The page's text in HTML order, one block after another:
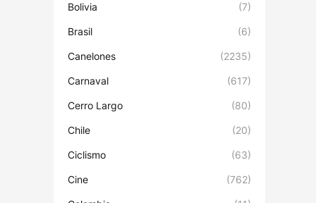
Bolivia (7)
Brasil (6)
Canelones (2235)
Carnaval (617)
Cerro Largo (80)
Chile (20)
Ciclismo (63)
Cine (762)